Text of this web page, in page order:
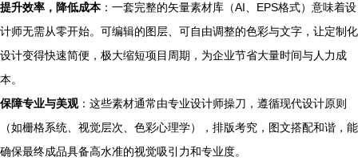
提升效率，降低成本：一套完整的矢量素材库（AI、EPS格式）意味着设
计师无需从零开始。可编辑的图层、可自由调整的色彩与文字，让定制化
设计变得快速简便，极大缩短项目周期，为企业节省大量时间与人力成
本。
保障专业与美观：这些素材通常由专业设计师操刀，遵循现代设计原则
（如栅格系统、视觉层次、色彩心理学），排版考究，图文搭配和谐，能
确保最终成品具备高水准的视觉吸引力和专业度。